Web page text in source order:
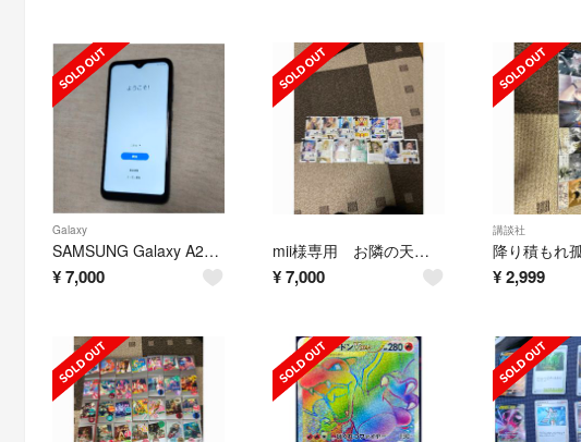
Galaxy
SAMSUNG Galaxy A22 5G SC-56B ブラック
¥7,000
mii様専用 お隣の天使様全巻 ホタルの嫁入り全巻セット
¥7,000
講談社
¥ 2,999